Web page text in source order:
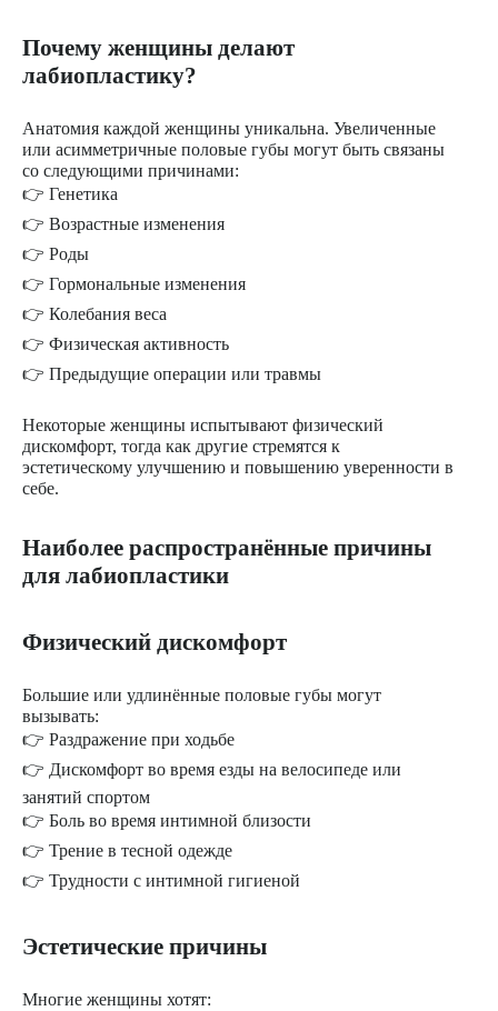
Почему женщины делают
лабиопластику?
Анатомия каждой женщины уникальна. Увеличенные
или асимметричные половые губы могут быть связаны
со следующими причинами:
👉 Генетика
👉 Возрастные изменения
👉 Роды
👉 Гормональные изменения
👉 Колебания веса
👉 Физическая активность
👉 Предыдущие операции или травмы
Некоторые женщины испытывают физический
дискомфорт, тогда как другие стремятся к
эстетическому улучшению и повышению уверенности в
себе.
Наиболее распространённые причины
для лабиопластики
Физический дискомфорт
Большие или удлинённые половые губы могут
вызывать:
👉 Раздражение при ходьбе
👉 Дискомфорт во время езды на велосипеде или
занятий спортом
👉 Боль во время интимной близости
👉 Трение в тесной одежде
👉 Трудности с интимной гигиеной
Эстетические причины
Многие женщины хотят: